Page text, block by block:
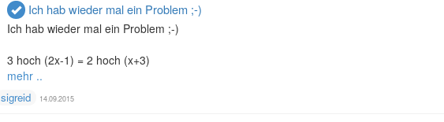
Ich hab wieder mal ein Problem ;-)
Ich hab wieder mal ein Problem ;-)
3 hoch (2x-1) = 2 hoch (x+3)
mehr ..
sigreid 14.09.2015